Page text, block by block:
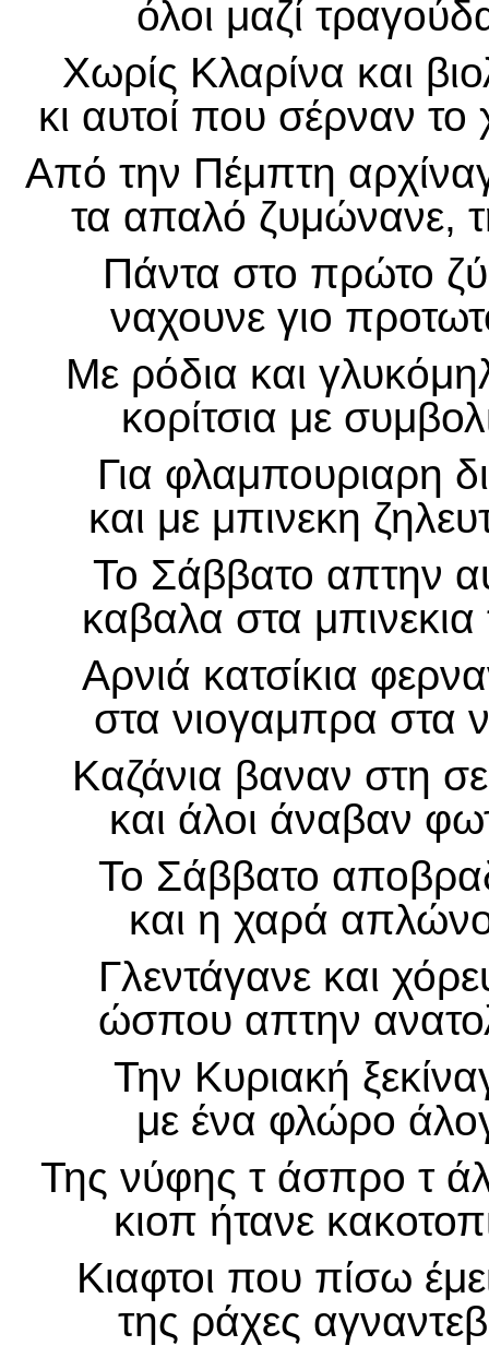
όλοι μαζί
Χωρίς Κλαρίνα και
κι αυτοί που σέρναν
Από την Πέμπτη
τα απαλό ζυμώνανε,
Πάντα στο πρώτο
ναχουνε γιο
Με ρόδια και
κορίτσια με
Για φλαμπουριαρη
και με μπινεκη
Το Σάββατο απτην
καβαλα στα μπινεκια
Αρνιά κατσίκια
στα νιογαμπρα στα
Καζάνια βαναν στη
και άλοι άναβαν
Το Σάββατο
και η χαρά
Γλεντάγανε και
ώσπου απτην
Την Κυριακή
με ένα φλώρο
Της νύφης τ άσπρο τ
κιοπ ήτανε
Κιαφτοι που πίσω
της ράχες